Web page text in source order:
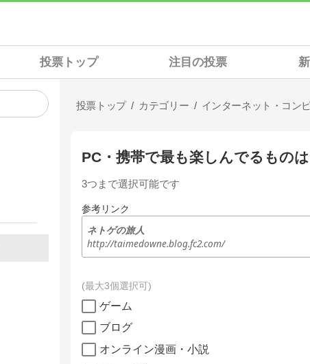
投票トップ 注目の投票
投票トップ カテゴリー インターネット・コン
PC・携帯で最も楽しんでるもの
3つまで選択可能です
参考リンク
ネトゲの旅人
http://taimedowne.blog.fc2.com/
最大3個選択可
ゲーム
ブログ
オンライン漫画・小説